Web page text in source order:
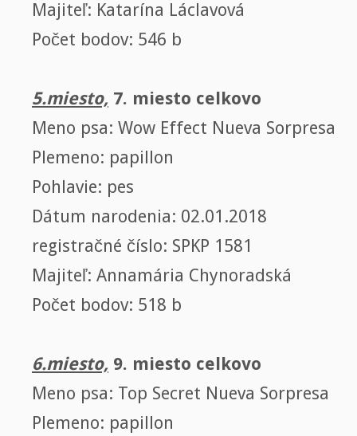
Majiteľ: Katarína Láclavová
Počet bodov: 546 b
5.miesto, 7. miesto celkovo
Meno psa: Wow Effect Nueva Sorpresa
Plemeno: papillon
Pohlavie: pes
Dátum narodenia: 02.01.2018
registračné číslo: SPKP 1581
Majiteľ: Annamária Chynoradská
Počet bodov: 518 b
6.miesto, 9. miesto celkovo
Meno psa: Top Secret Nueva Sorpresa
Plemeno: papillon